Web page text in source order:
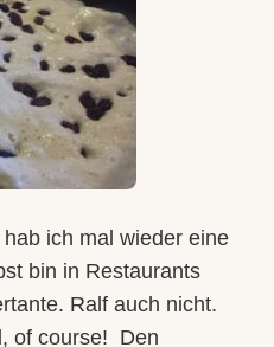
ich mal wieder eine
bin in Restaurants
Ralf auch nicht.
of course! Den